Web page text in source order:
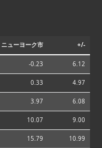
ニューヨーク市 +/-
-0.23 6.12
0.33 4.97
3.97 6.08
10.07 9.00
15.79 10.99